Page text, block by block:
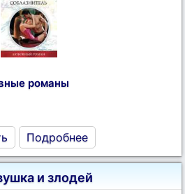
романы
Подробнее
и злодей